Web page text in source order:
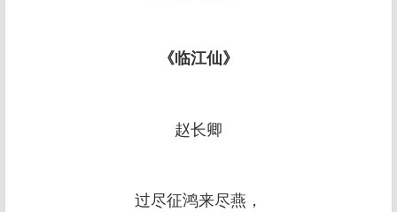
《临江仙》
赵长卿
过尽征鸿来尽燕，